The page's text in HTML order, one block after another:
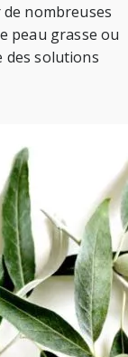
nombreuses
peau grasse ou
des solutions